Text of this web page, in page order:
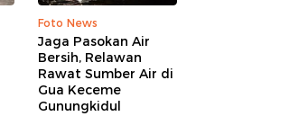
Foto News
Jaga Pasokan Air
Bersih, Relawan
Rawat Sumber Air di
Gua Keceme
Gunungkidul